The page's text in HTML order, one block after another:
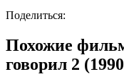
Поделиться:
Похожие
говорил 2